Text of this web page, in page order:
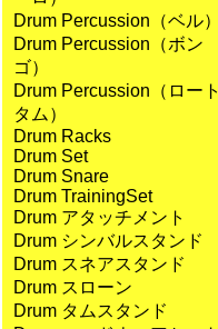
Drum Percussion（ベル）
Drum Percussion（ボン
ゴ）
Drum Percussion（ロート
タム）
Drum Racks
Drum Set
Drum Snare
Drum TrainingSet
Drum アタッチメント
Drum シンバルスタンド
Drum スネアスタンド
Drum スローン
Drum タムスタンド